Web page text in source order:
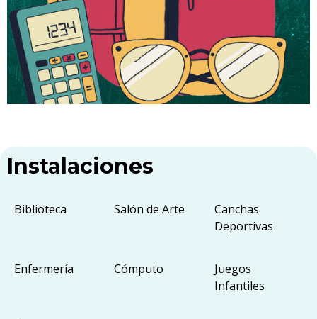
Instalaciones
Biblioteca Salón de Arte
Canchas
Deportivas
Enfermería Cómputo
Juegos
Infantiles